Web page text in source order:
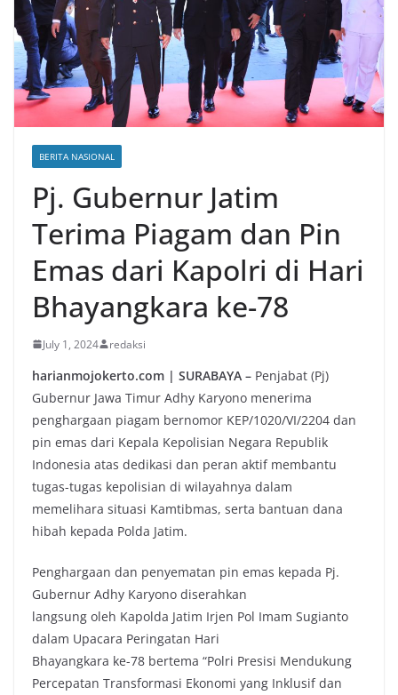
BERITA NASIONAL
Pj. Gubernur Jatim
Terima Piagam dan Pin
Emas dari Kapolri di Hari
Bhayangkara ke-78
July 1, 2024 redaksi
harianmojokerto.com | SURABAYA – Penjabat (Pj)
Gubernur Jawa Timur Adhy Karyono menerima
penghargaan piagam bernomor KEP/1020/VI/2204 dan
pin emas dari Kepala Kepolisian Negara Republik
Indonesia atas dedikasi dan peran aktif membantu
tugas-tugas kepolisian di wilayahnya dalam
memelihara situasi Kamtibmas, serta bantuan dana
hibah kepada Polda Jatim.
Penghargaan dan penyematan pin emas kepada Pj.
Gubernur Adhy Karyono diserahkan
langsung oleh Kapolda Jatim Irjen Pol Imam Sugianto
dalam Upacara Peringatan Hari
Bhayangkara ke-78 bertema “Polri Presisi Mendukung
Percepatan Transformasi Ekonomi yang Inklusif dan